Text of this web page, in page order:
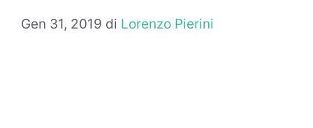
Gen 31, 2019 di Lorenzo Pierini